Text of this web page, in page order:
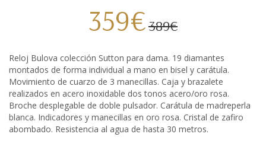
359€389€
Reloj Bulova colección Sutton para dama. 19 diamantes
montados de forma individual a mano en bisel y carátula.
Movimiento de cuarzo de 3 manecillas. Caja y brazalete
realizados en acero inoxidable dos tonos acero/oro rosa.
Broche desplegable de doble pulsador. Carátula de madreperla
blanca. Indicadores y manecillas en oro rosa. Cristal de zafiro
abombado. Resistencia al agua de hasta 30 metros.